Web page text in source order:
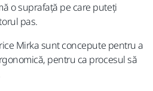
o suprafață pe care puteți
pas.
Mirka sunt concepute pentru a
pentru ca procesul să